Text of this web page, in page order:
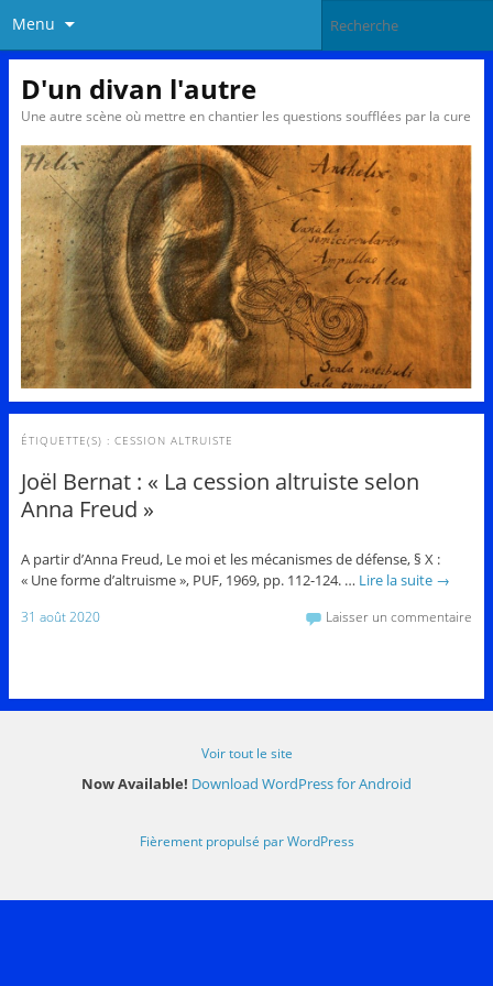
Menu
D'un divan l'autre
Une autre scène où mettre en chantier les questions soufflées par la cure
ÉTIQUETTE(S) : CESSION ALTRUISTE
Joël Bernat : « La cession altruiste selon
Anna Freud »
A partir d’Anna Freud, Le moi et les mécanismes de défense, § X :
« Une forme d’altruisme », PUF, 1969, pp. 112-124. … Lire la suite →
31 août 2020 Laisser un commentaire
Voir tout le site
Now Available! Download WordPress for Android
Fièrement propulsé par WordPress